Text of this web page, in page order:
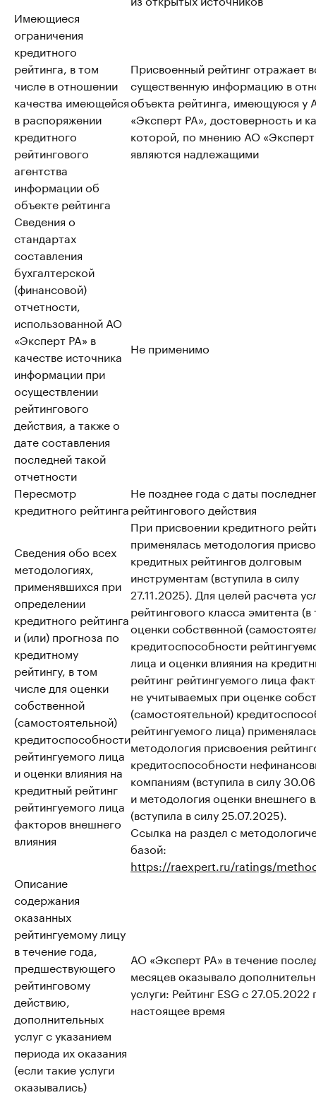
Имеющиеся
ограничения
кредитного
рейтинга, в том
числе в отношении
качества имеющейся
в распоряжении
кредитного
рейтингового
агентства
информации об
объекте рейтинга
Присвоенный рейтинг отражает
существенную информацию в
объекта рейтинга, имеющуюся у
«Эксперт РА», достоверность и
которой, по мнению АО
являются надлежащими
Сведения о
стандартах
составления
бухгалтерской
(финансовой)
отчетности,
использованной АО
«Эксперт РА» в
качестве источника
информации при
осуществлении
рейтингового
действия, а также о
дате составления
последней такой
отчетности
Не применимо
Пересмотр
кредитного рейтинга
Не позднее года с даты
рейтингового действия
Сведения обо всех
методологиях,
применявшихся при
определении
кредитного рейтинга
и (или) прогноза по
кредитному
рейтингу, в том
числе для оценки
собственной
(самостоятельной)
кредитоспособности
рейтингуемого лица
и оценки влияния на
кредитный рейтинг
рейтингуемого лица
факторов внешнего
влияния
При присвоении кредитного
применялась методология
кредитных рейтингов долговым
инструментам (вступила в силу
27.11.2025). Для целей расчета
рейтингового класса эмитента (в
оценки собственной
кредитоспособности
лица и оценки влияния на
рейтинг рейтингуемого лица
не учитываемых при оценке
(самостоятельной)
рейтингуемого лица)
методология присвоения
кредитоспособности
компаниям (вступила в силу
и методология оценки внешнего
(вступила в силу 25.07.2025).
Ссылка на раздел с
базой:
https://raexpert.ru/ratings/
Описание
содержания
оказанных
рейтингуемому лицу
в течение года,
предшествующего
рейтинговому
действию,
дополнительных
услуг с указанием
периода их оказания
(если такие услуги
оказывались)
АО «Эксперт РА» в течение
месяцев оказывало
услуги: Рейтинг ESG с 27.05.2022
настоящее время